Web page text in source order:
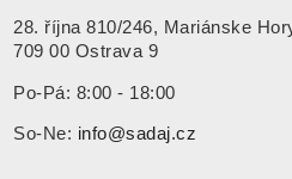
28. října 810/246, Mariánske
709 00 Ostrava 9
Po-Pá: 8:00 - 18:00
So-Ne: info@sadaj.cz